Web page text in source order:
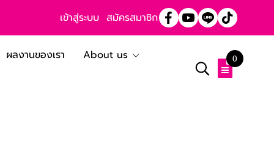
เข้าสู่ระบบ สมัครสมาชิก
ผลงานของเรา
About us
0